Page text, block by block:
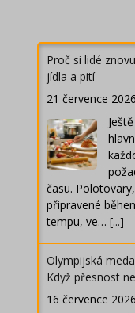
Proč si lidé
jídla a pití
21 července 2026
času.
připravené
tempu, ve… [...]
Olympijská
Když přesnost
16 července 2026